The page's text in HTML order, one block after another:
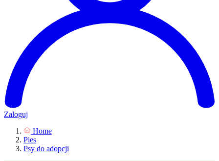
Zaloguj
Home
Pies
Psy do adopcji